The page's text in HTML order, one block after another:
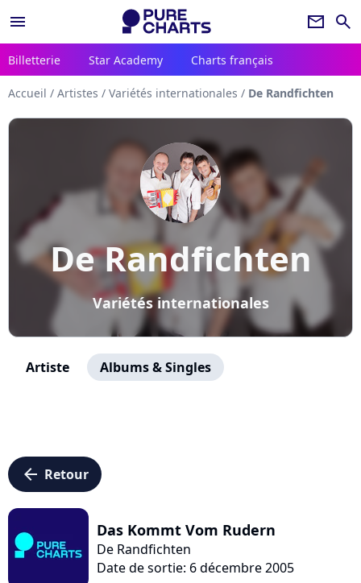
menu newsletter search
Billetterie Star Academy Charts français
Accueil / Artistes / Variétés internationales / De Randfichten
De Randfichten
Variétés internationales
Artiste Albums & Singles
arrow_left Retour
Das Kommt Vom Rudern
De Randfichten
Date de sortie: 6 décembre 2005